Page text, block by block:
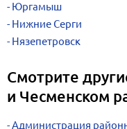
Юргамыш
Нижние Серги
Нязепетровск
Смотрите
и Чесменском
Администрация